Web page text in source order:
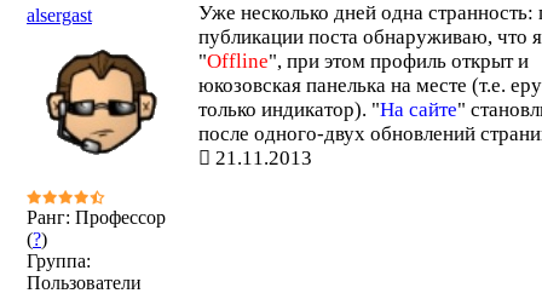
alsergast
Ранг: Профессор
(?)
Группа:
Пользователи
Уже несколько дней одна странность:
публикации поста обнаруживаю, что я
"Offline", при этом профиль открыт и
юкозовская панелька на месте (т.е.
только индикатор). "На сайте"
после одного-двух обновлений
21.11.2013